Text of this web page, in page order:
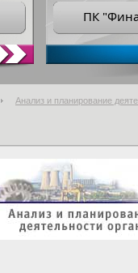
ПК
Анализ и планирование